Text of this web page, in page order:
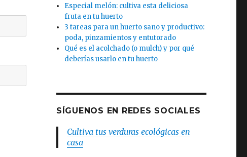
Especial melón: cultiva esta deliciosa
fruta en tu huerto
3 tareas para un huerto sano y productivo:
poda, pinzamientos y entutorado
Qué es el acolchado (o mulch) y por qué
deberías usarlo en tu huerto
SÍGUENOS EN REDES SOCIALES
Cultiva tus verduras ecológicas en
casa